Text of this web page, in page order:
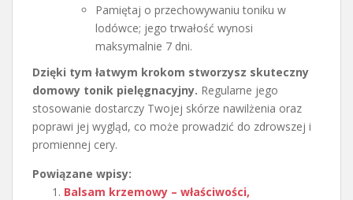
Pamiętaj o przechowywaniu toniku w
lodówce; jego trwałość wynosi
maksymalnie 7 dni.
Dzięki tym łatwym krokom stworzysz skuteczny
domowy tonik pielęgnacyjny. Regularne jego
stosowanie dostarczy Twojej skórze nawilżenia oraz
poprawi jej wygląd, co może prowadzić do zdrowszej i
promiennej cery.
Powiązane wpisy:
Balsam krzemowy – właściwości,